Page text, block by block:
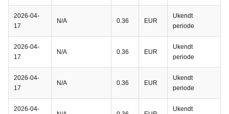
2026-04-
17
N/A 0.36 EUR
Ukendt
periode
2026-04-
17
N/A 0.36 EUR
Ukendt
periode
2026-04-
17
N/A 0.36 EUR
Ukendt
periode
2026-04-
Ukendt